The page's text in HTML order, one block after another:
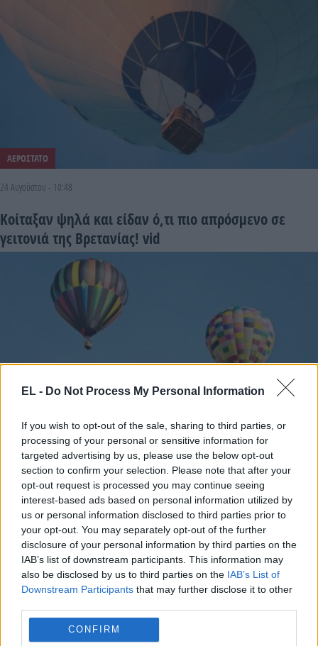
EL - Do Not Process My Personal Information
If you wish to opt-out of the sale, sharing to third parties, or
processing of your personal or sensitive information for
targeted advertising by us, please use the below opt-out
section to confirm your selection. Please note that after your
opt-out request is processed you may continue seeing
interest-based ads based on personal information utilized by
us or personal information disclosed to third parties prior to
your opt-out. You may separately opt-out of the further
disclosure of your personal information by third parties on the
IAB’s list of downstream participants. This information may
also be disclosed by us to third parties on the IAB’s List of
Downstream Participants that may further disclose it to other
CONFIRM
ΑΕΡΟΣΤΑΤΟ
24 Αυγούστου - 10:48
Κοίταξαν ψηλά και είδαν ό,τι πιο απρόσμενο σε
γειτονιά της Βρετανίας! vid
21 Ιουνίου - 17:06
Σοκαριστικό βίντεο: Η στιγμή που αερόστατο
παίρνει φωτιά και πέφτει – Τουλάχιστον 8 νεκροί